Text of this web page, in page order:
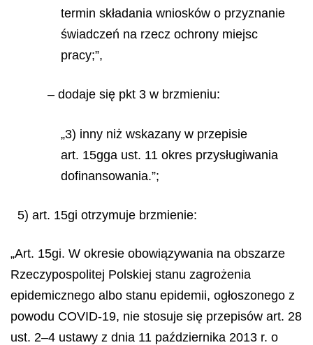
termin składania wniosków o przyznanie
świadczeń na rzecz ochrony miejsc
pracy;”,
– dodaje się pkt 3 w brzmieniu:
„3) inny niż wskazany w przepisie
art. 15gga ust. 11 okres przysługiwania
dofinansowania.”;
5) art. 15gi otrzymuje brzmienie:
„Art. 15gi. W okresie obowiązywania na obszarze
Rzeczypospolitej Polskiej stanu zagrożenia
epidemicznego albo stanu epidemii, ogłoszonego z
powodu COVID-19, nie stosuje się przepisów art. 28
ust. 2–4 ustawy z dnia 11 października 2013 r. o